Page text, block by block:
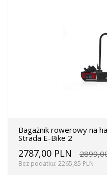
Bagażnik rowerowy na
Strada E-Bike 2
2787,00 PLN
Bez podatku: 2265,85 PLN